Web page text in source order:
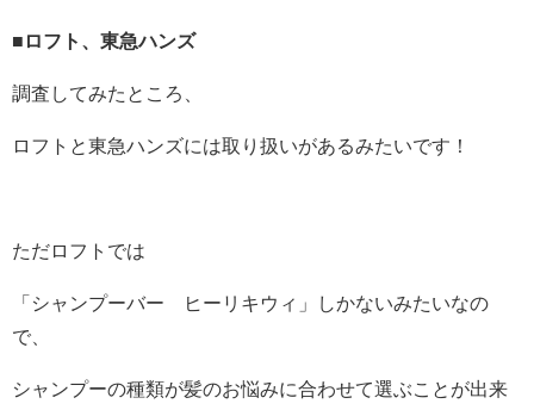
■ロフト、東急ハンズ
調査してみたところ、
ロフトと東急ハンズには取り扱いがあるみたいです！
ただロフトでは
「シャンプーバー ヒーリキウィ」しかないみたいなの
で、
シャンプーの種類が髪のお悩みに合わせて選ぶことが出来